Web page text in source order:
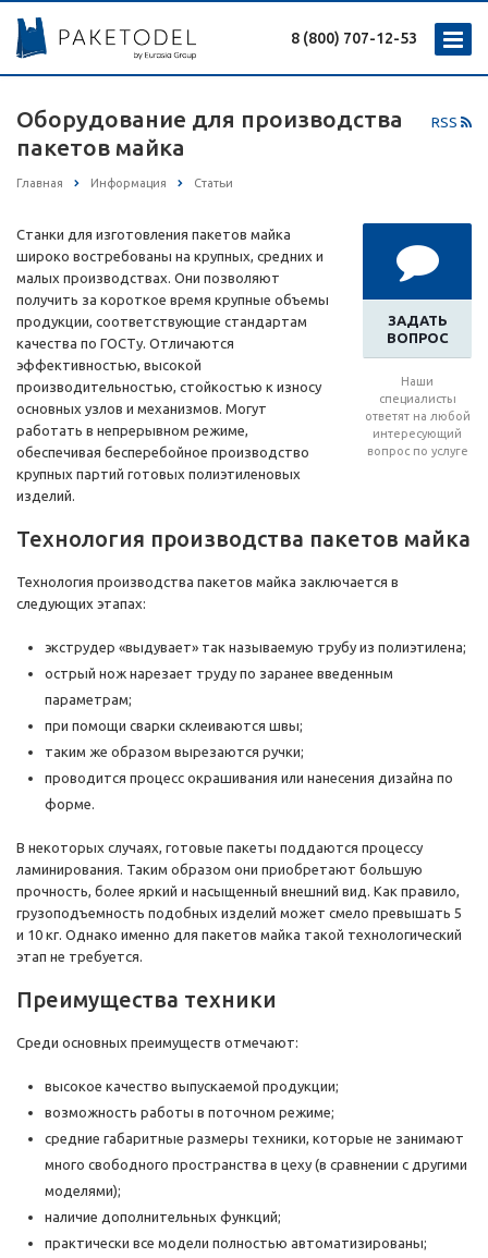
8 (800) 707-12-53
RSS
Оборудование для производства
пакетов майка
Главная Информация Статьи
ЗАДАТЬ
ВОПРОС
Наши
специалисты
ответят на любой
интересующий
вопрос по услуге
Станки для изготовления пакетов майка
широко востребованы на крупных, средних и
малых производствах. Они позволяют
получить за короткое время крупные объемы
продукции, соответствующие стандартам
качества по ГОСТу. Отличаются
эффективностью, высокой
производительностью, стойкостью к износу
основных узлов и механизмов. Могут
работать в непрерывном режиме,
обеспечивая бесперебойное производство
крупных партий готовых полиэтиленовых
изделий.
Технология производства пакетов майка
Технология производства пакетов майка заключается в
следующих этапах:
экструдер «выдувает» так называемую трубу из полиэтилена;
острый нож нарезает труду по заранее введенным
параметрам;
при помощи сварки склеиваются швы;
таким же образом вырезаются ручки;
проводится процесс окрашивания или нанесения дизайна по
форме.
В некоторых случаях, готовые пакеты поддаются процессу
ламинирования. Таким образом они приобретают большую
прочность, более яркий и насыщенный внешний вид. Как правило,
грузоподъемность подобных изделий может смело превышать 5
и 10 кг. Однако именно для пакетов майка такой технологический
этап не требуется.
Преимущества техники
Среди основных преимуществ отмечают:
высокое качество выпускаемой продукции;
возможность работы в поточном режиме;
средние габаритные размеры техники, которые не занимают
много свободного пространства в цеху (в сравнении с другими
моделями);
наличие дополнительных функций;
практически все модели полностью автоматизированы;